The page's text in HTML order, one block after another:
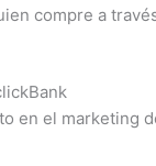
compre a
en el marketing